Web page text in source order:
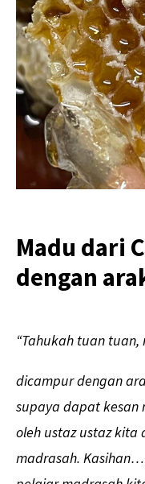
Madu dari
dengan
“Tahukah tuan
dicampur dengan
supaya dapat kesan
oleh ustaz ustaz kita
madrasah.